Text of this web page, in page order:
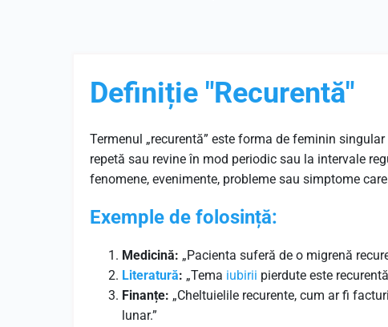
Definiție "Recurentă"
Termenul „recurentă” este forma de feminin singular
repetă sau revine în mod periodic sau la intervale
fenomene, evenimente, probleme sau simptome
Exemple de folosință:
Medicină: „Pacienta suferă de o migrenă
Literatură: „Tema iubirii pierdute este
Finanțe: „Cheltuielile recurente, cum ar fi
lunar.”